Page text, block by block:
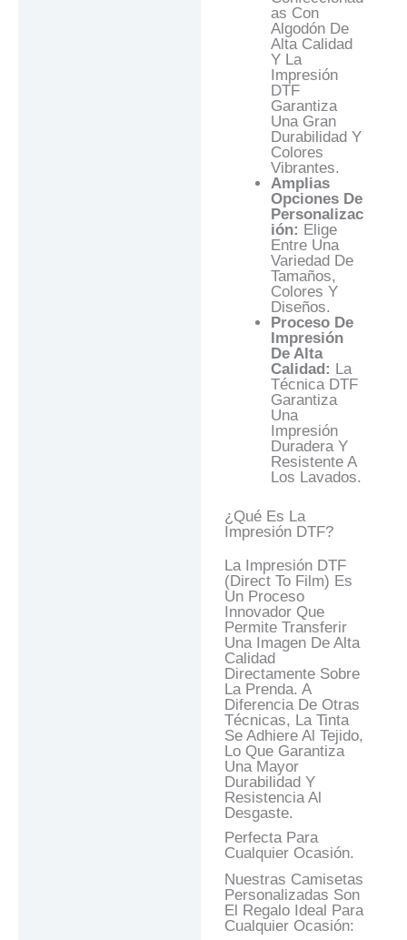
As Con
Algodón De
Alta Calidad
Y La
Impresión
DTF
Garantiza
Una Gran
Durabilidad Y
Colores
Vibrantes.
Amplias
Opciones De
Personalizac
Ión: Elige
Entre Una
Variedad De
Tamaños,
Colores Y
Diseños.
Proceso De
Impresión
De Alta
Calidad: La
Técnica DTF
Garantiza
Una
Impresión
Duradera Y
Resistente A
Los Lavados.
¿Qué Es La
Impresión DTF?
La Impresión DTF
(Direct To Film) Es
Un Proceso
Innovador Que
Permite Transferir
Una Imagen De Alta
Calidad
Directamente Sobre
La Prenda. A
Diferencia De Otras
Técnicas, La Tinta
Se Adhiere Al Tejido,
Lo Que Garantiza
Una Mayor
Durabilidad Y
Resistencia Al
Desgaste.
Perfecta Para
Cualquier Ocasión.
Nuestras Camisetas
Personalizadas Son
El Regalo Ideal Para
Cualquier Ocasión: